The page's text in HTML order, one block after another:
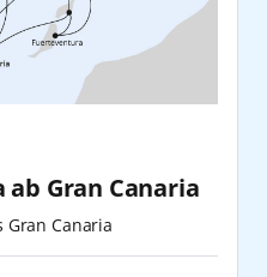
Gran Canaria
Gran Canaria